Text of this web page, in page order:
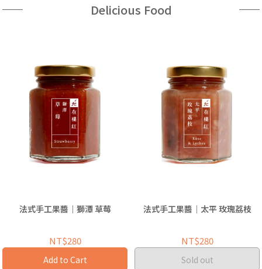
Delicious Food
法式手工果醬｜獅潭 草莓
NT$280
Add to Cart
法式手工果醬｜太平 玫瑰荔枝
NT$280
Sold out